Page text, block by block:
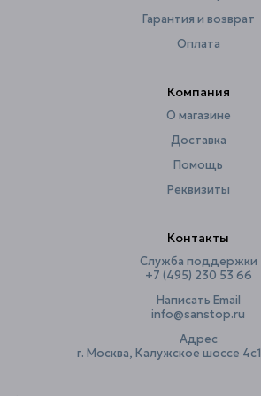
ручная
нет
240
Гарантия и возврат
Оплата
Компания
О магазине
Доставка
Помощь
Реквизиты
Контакты
Служба поддержки
+7 (495) 230 53 66
Написать Email
info@sanstop.ru
Адрес
г. Москва, Калужское шоссе